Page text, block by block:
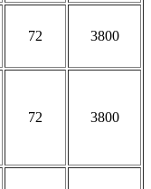
72 3800
72 3800